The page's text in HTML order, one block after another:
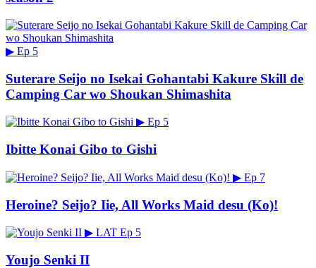
▶ Ep 5
Suterare Seijo no Isekai Gohantabi Kakure Skill de
Camping Car wo Shoukan Shimashita
▶ Ep 5
Ibitte Konai Gibo to Gishi
▶ Ep 7
Heroine? Seijo? Iie, All Works Maid desu (Ko)!
▶ LAT Ep 5
Youjo Senki II